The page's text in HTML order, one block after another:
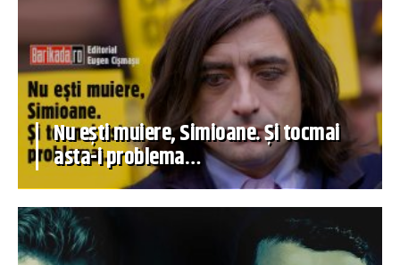
Nu ești muiere, Simioane. Și tocmai
asta-i problema…